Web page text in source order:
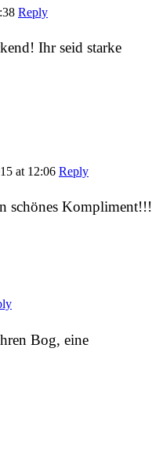
Reply
Ihr seid starke
at 12:06 Reply
schönes Kompliment!!!
Bog, eine